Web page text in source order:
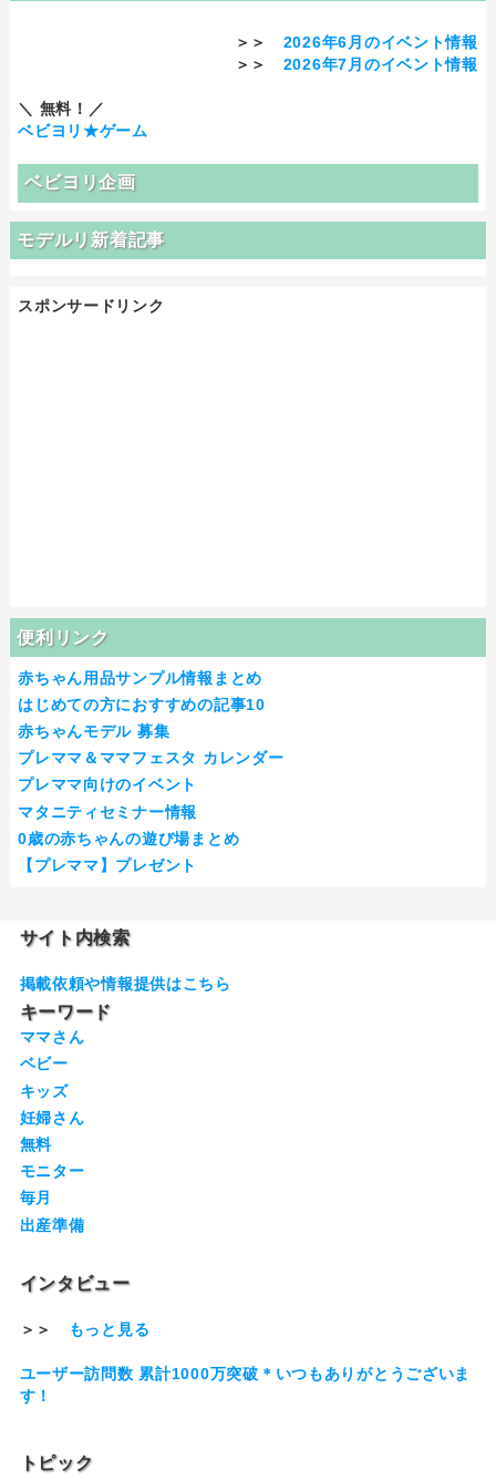
＞＞ 2026年6月のイベント情報
＞＞ 2026年7月のイベント情報
＼ 無料！／
ベビヨリ★ゲーム
ベビヨリ企画
モデルリ新着記事
スポンサードリンク
便利リンク
赤ちゃん用品サンプル情報まとめ
はじめての方におすすめの記事10
赤ちゃんモデル 募集
プレママ＆ママフェスタ カレンダー
プレママ向けのイベント
マタニティセミナー情報
0歳の赤ちゃんの遊び場まとめ
【プレママ】プレゼント
サイト内検索
掲載依頼や情報提供はこちら
キーワード
ママさん
ベビー
キッズ
妊婦さん
無料
モニター
毎月
出産準備
インタビュー
＞＞ もっと見る
ユーザー訪問数 累計1000万突破＊いつもありがとうございま
す！
トピック